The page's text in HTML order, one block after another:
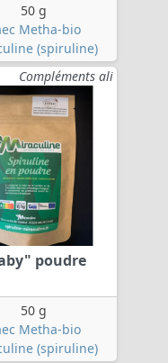
50 g
Metha-bio
(spiruline)
Compléments ali
poudre
50 g
Metha-bio
(spiruline)